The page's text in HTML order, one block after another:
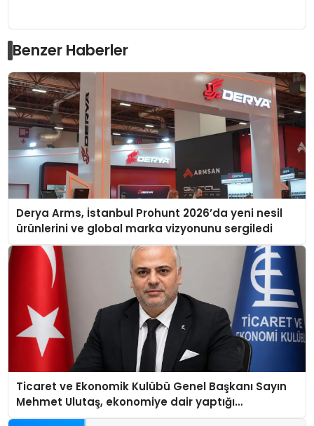
Benzer Haberler
Derya Arms, İstanbul Prohunt 2026’da yeni nesil
ürünlerini ve global marka vizyonunu sergiledi
Ticaret ve Ekonomik Kulübü Genel Başkanı Sayın
Mehmet Ulutaş, ekonomiye dair yaptığı
açıklamada şunları kaydetti: